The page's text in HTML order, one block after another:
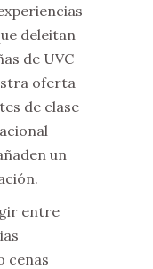
deleitan
de UVC
oferta
de clase
un
entre
cenas